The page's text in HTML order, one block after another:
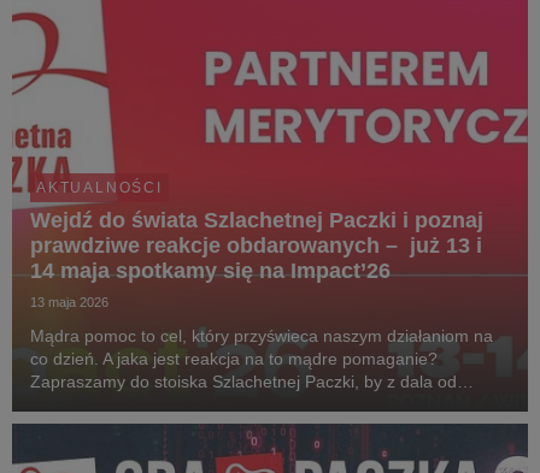
AKTUALNOŚCI
Wejdź do świata Szlachetnej Paczki i poznaj
prawdziwe reakcje obdarowanych – już 13 i
14 maja spotkamy się na Impact’26
13 maja 2026
Mądra pomoc to cel, który przyświeca naszym działaniom na
co dzień. A jaka jest reakcja na to mądre pomaganie?
Zapraszamy do stoiska Szlachetnej Paczki, by z dala od
prawdziwych emocji. Wystarczy wygodnie usiąść, zało...